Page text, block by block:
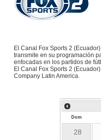
El Canal Fox Sports 2
transmite en su programación
enfocadas en los partidos de
El Canal Fox Sports 2
Company Latin America.
Dom
28